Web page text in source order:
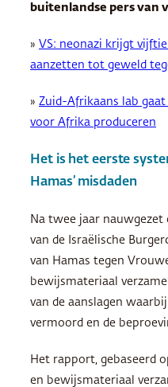
buitenlandse pers van
» VS: neonazi krijgt
aanzetten tot geweld
» Zuid-Afrikaans lab
voor Afrika produceren
Het is het eerste
Hamas’ misdaden
Na twee jaar nauwgezet
van de Israëlische
van Hamas tegen
bewijsmateriaal
van de aanslagen
vermoord en de
Het rapport, gebaseerd
en bewijsmateriaal